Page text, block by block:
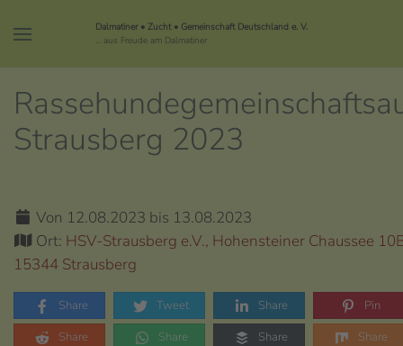
Dalmatiner • Zucht • Gemeinschaft Deutschland e. V.
... aus Freude am Dalmatiner
Strausberg 2023
Von 12.08.2023 bis 13.08.2023
Ort: HSV-Strausberg e.V., Hohensteiner Chaussee
15344 Strausberg
Share Tweet Share
Pin
Share
Share Share Share